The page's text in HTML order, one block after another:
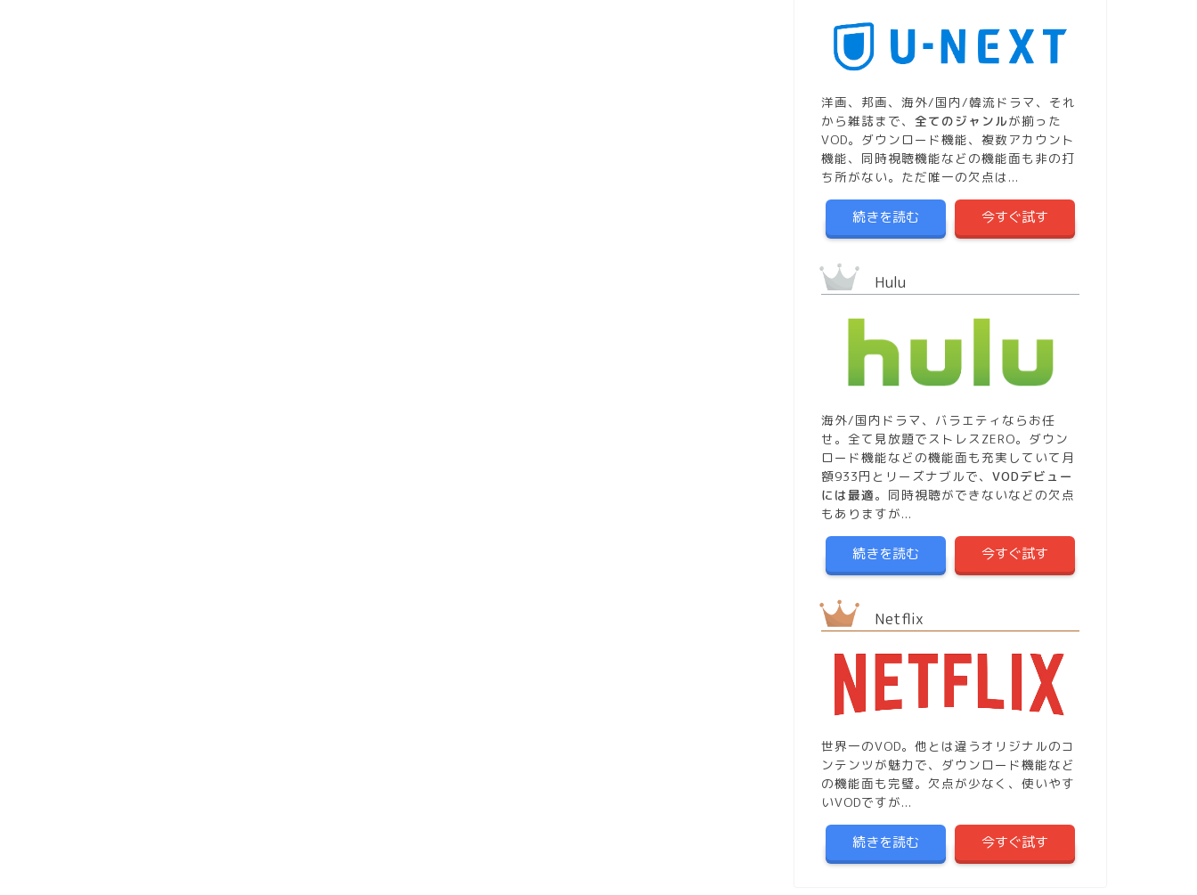
洋画、邦画、海外/国内/韓流ドラマ、それ
から雑誌まで、 全てのジャンルが揃った
VOD。ダウンロード機能、複数アカウント
機能、同時視聴機能などの機能面も非の打
ち所がない。ただ唯一の欠点は...
続きを読む 今すぐ試す
Hulu
海外/国内ドラマ、バラエティならお任
せ。全て見放題でストレスZERO。ダウン
ロード機能などの機能面も充実していて月
額933円とリーズナブルで、 VODデビュー
には最適。同時視聴ができないなどの欠点
もありますが...
続きを読む 今すぐ試す
Netflix
世界一のVOD。他とは違うオリジナルのコ
ンテンツが魅力で、ダウンロード機能など
の機能面も完璧。欠点が少なく、使いやす
いVODですが...
続きを読む 今すぐ試す